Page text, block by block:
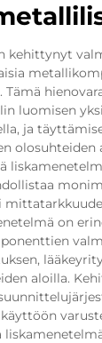
kehittynyt
luomisen
ja
olosuhteiden
on
aloilla.